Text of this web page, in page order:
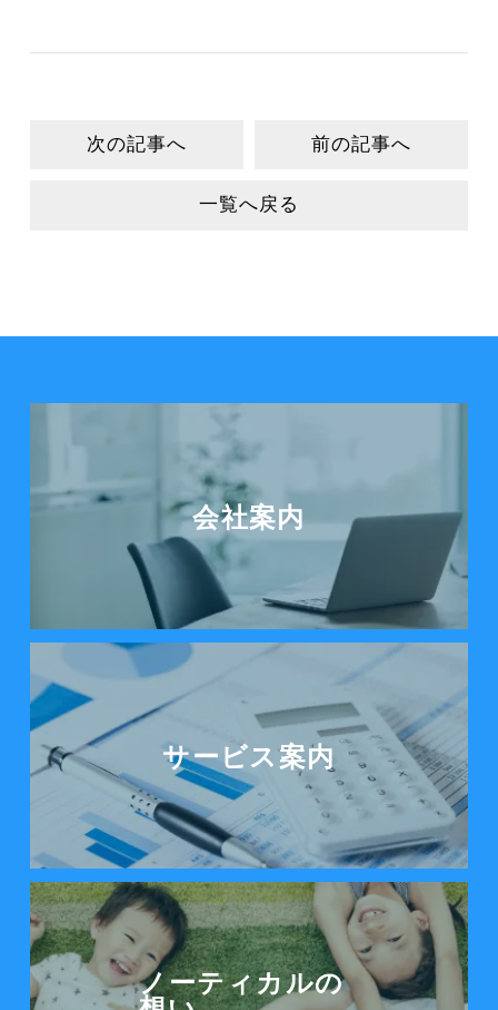
次の記事へ 前の記事へ
一覧へ戻る
会社案内
サービス案内
サービス案内をみる
ノーティカルの
ノーティカルの想いを見る